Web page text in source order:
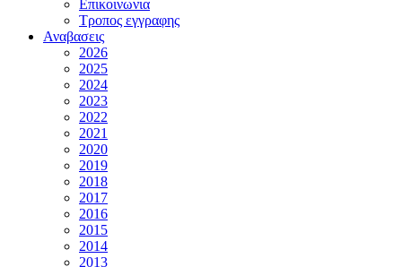
Επικοινωνια
Τροπος εγγραφης
Αναβασεις
2026
2025
2024
2023
2022
2021
2020
2019
2018
2017
2016
2015
2014
2013